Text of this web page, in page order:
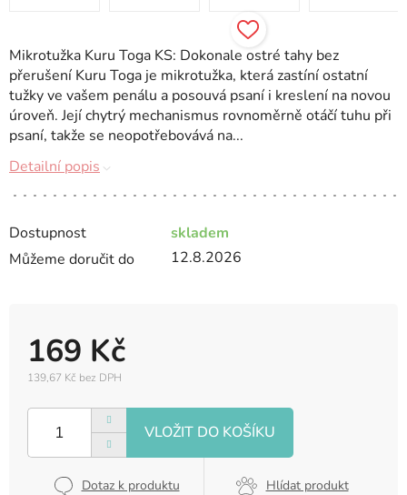
Dostupnost
skladem
Můžeme doručit do
12.8.2026
169 Kč
139,67 Kč bez DPH
cena:
Dotaz k produktu Hlídat produkt
Mikrotužka Kuru Toga KS: Dokonale ostré tahy bez
přerušení Kuru Toga je mikrotužka, která zastíní ostatní
tužky ve vašem penálu a posouvá psaní i kreslení na novou
úroveň. Její chytrý mechanismus rovnoměrně otáčí tuhu při
psaní, takže se neopotřebovává na...
Detailní popis